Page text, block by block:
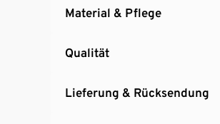
Material & Pflege
Qualität
Lieferung & Rücksendung